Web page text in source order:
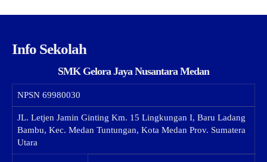
Info Sekolah
SMK Gelora Jaya Nusantara Medan
NPSN 69980030
JL. Letjen Jamin Ginting Km. 15 Lingkungan I, Baru Ladang
Bambu, Kec. Medan Tuntungan, Kota Medan Prov. Sumatera
Utara